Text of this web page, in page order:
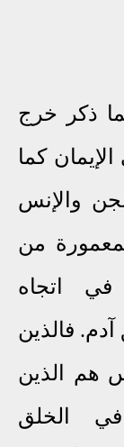
ذكر خرج
كما
واﻹنس
من
في اتجاه
فالذين
هم الذين
الخلق